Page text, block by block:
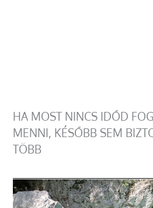
HA MOST NINCS IDŐD
MENNI, KÉSŐBB SEM
TÖBB